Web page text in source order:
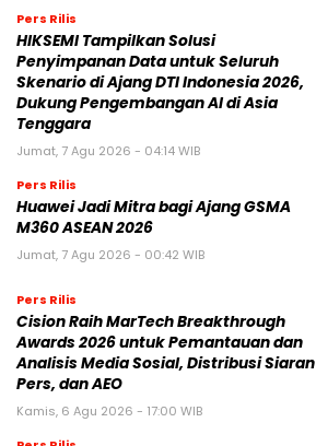
Pers Rilis
HIKSEMI Tampilkan Solusi
Penyimpanan Data untuk Seluruh
Skenario di Ajang DTI Indonesia 2026,
Dukung Pengembangan AI di Asia
Tenggara
Jumat, 7 Agu 2026 - 04:14 WIB
Pers Rilis
Huawei Jadi Mitra bagi Ajang GSMA
M360 ASEAN 2026
Jumat, 7 Agu 2026 - 00:42 WIB
Pers Rilis
Cision Raih MarTech Breakthrough
Awards 2026 untuk Pemantauan dan
Analisis Media Sosial, Distribusi Siaran
Pers, dan AEO
Kamis, 6 Agu 2026 - 17:00 WIB